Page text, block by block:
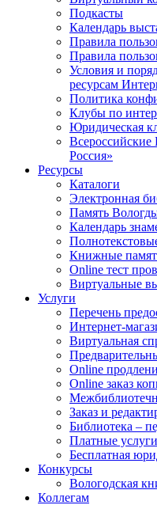
Подкасты
Календарь
Правила
Правила
Условия и
ресурсам
Политика
Клубы по
Юридическая
Всероссийские
Россия»
Ресурсы
Каталоги
Электронная
Память
Календарь
Книжные
Online тест
Виртуальные
Услуги
Перечень
Интернет-
Виртуальная
Online
Online заказ
Заказ и
Библиотека –
Платные услуги
Бесплатная
Конкурсы
Вологодская
Коллегам